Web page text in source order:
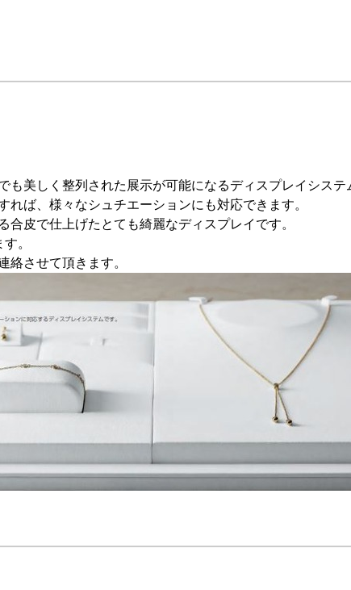
も美しく整列された展示が可能になるディスプレイシステ
れば、様々なシュチエーションにも対応できます。
合皮で仕上げたとても綺麗なディスプレイです。
。
絡させて頂きます。